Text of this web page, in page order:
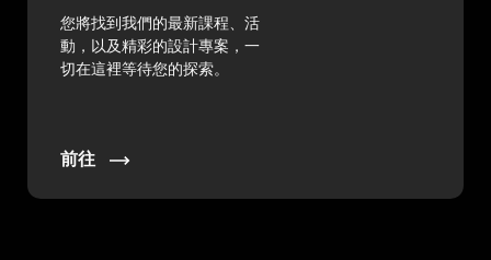
您將找到我們的最新課程、活
動，以及精彩的設計專案，一
切在這裡等待您的探索。
前往